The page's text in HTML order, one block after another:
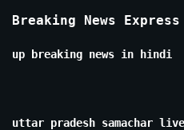
Breaking News Express
up breaking news in hindi
uttar pradesh samachar live